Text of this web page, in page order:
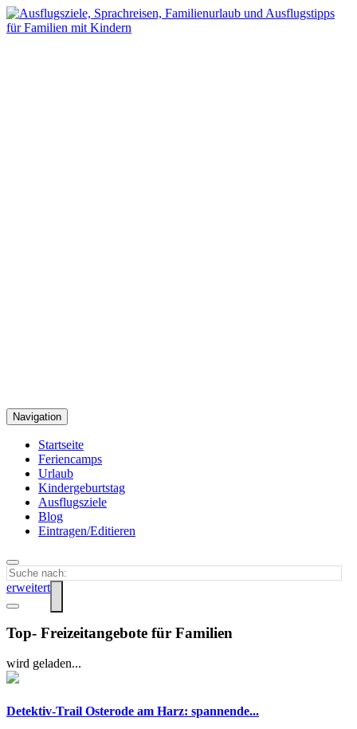
Navigation
Startseite
Feriencamps
Urlaub
Kindergeburtstag
Ausflugsziele
Blog
Eintragen/Editieren
erweitert
Top- Freizeitangebote für Familien
wird geladen...
Detektiv-Trail Osterode am Harz: spannende...